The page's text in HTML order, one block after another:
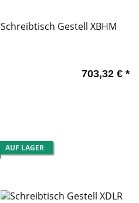
Schreibtisch Gestell XBHM
703,32 € *
AUF LAGER